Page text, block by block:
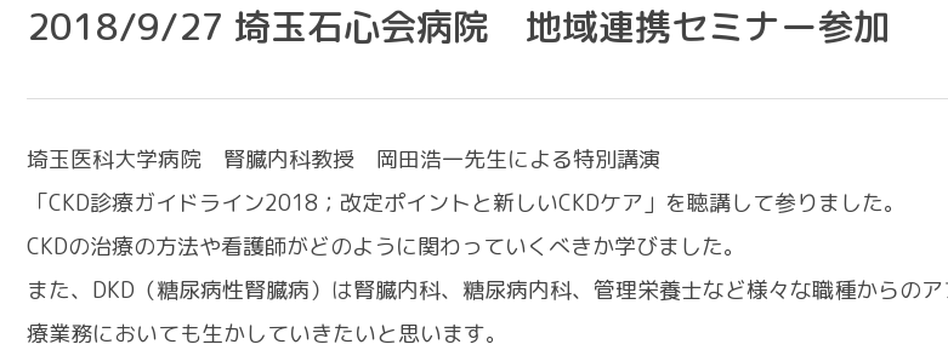
2018/9/27 埼玉石心会病院 地域連携セミナー参加
埼玉医科大学病院 腎臓内科教授 岡田浩一先生による特別講演
「CKD診療ガイドライン2018；改定ポイントと新しいCKDケア」を聴講して参りました。
CKDの治療の方法や看護師がどのように関わっていくべきか学びました。
また、DKD（糖尿病性腎臓病）は腎臓内科、糖尿病内科、管理栄養士など様々な職種からの
療業務においても生かしていきたいと思います。
各種お問い合わせ